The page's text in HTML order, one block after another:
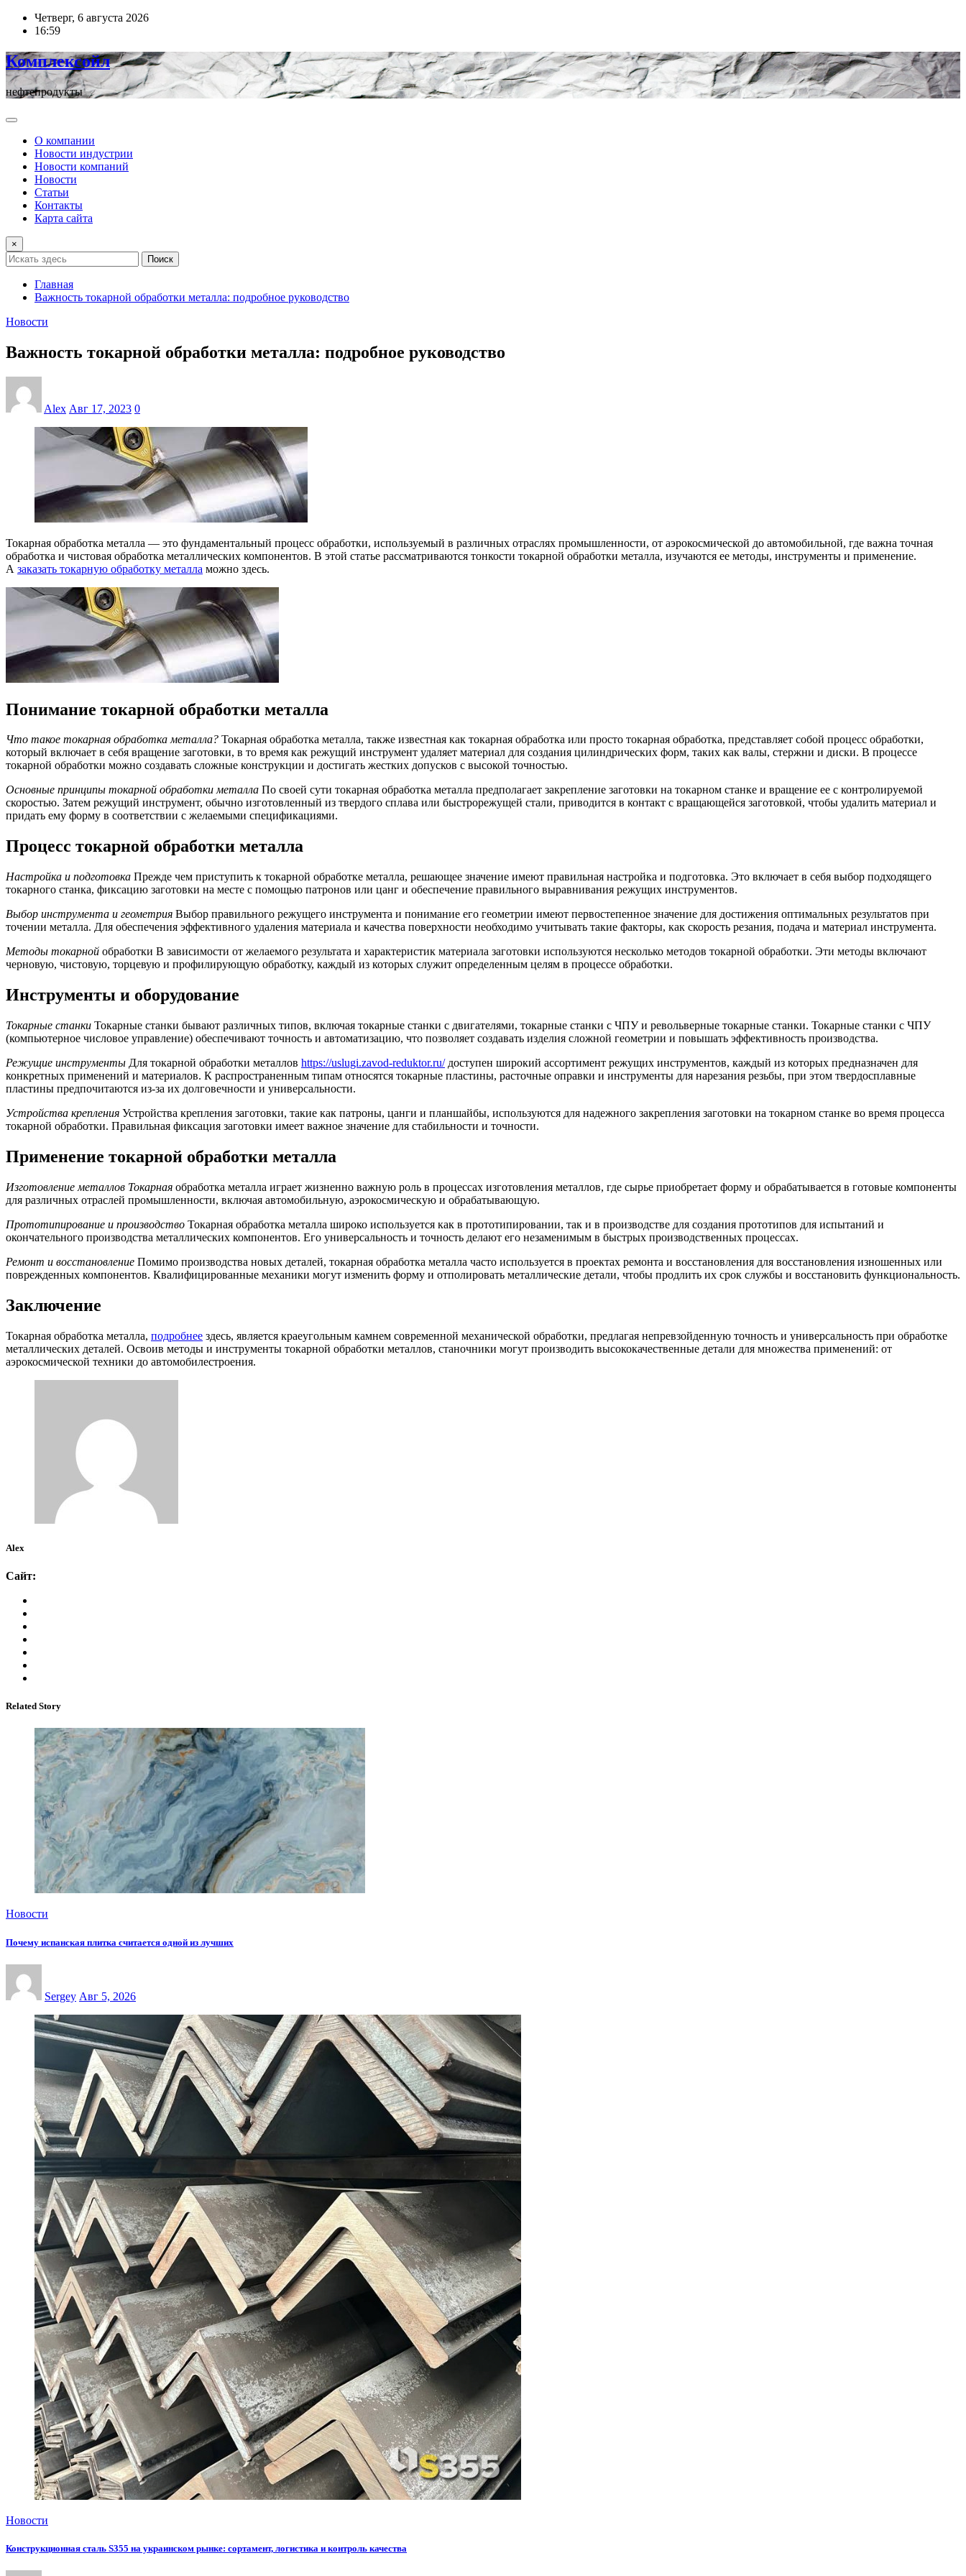
ПерейтиЧетверг, 6 августа 2026
16:59
Комплексойл
нефтепродукты
О компании
Новости индустрии
Новости компаний
Новости
Статьи
Контакты
Карта сайта
×
Поиск
Главная
Важность токарной обработки металла: подробное руководство
Новости
Важность токарной обработки металла: подробное руководство
Alex Авг 17, 2023 0
Токарная обработка металла — это фундаментальный процесс обработки, используемый в различных отраслях промышленности, от аэрокосмической до автомобильной, где важна точная
обработка и чистовая обработка металлических компонентов. В этой статье рассматриваются тонкости токарной обработки металла, изучаются ее методы, инструменты и применение.
А заказать токарную обработку металла можно здесь.
Понимание токарной обработки металла
Что такое токарная обработка металла? Токарная обработка металла, также известная как токарная обработка или просто токарная обработка, представляет собой процесс обработки,
который включает в себя вращение заготовки, в то время как режущий инструмент удаляет материал для создания цилиндрических форм, таких как валы, стержни и диски. В процессе
токарной обработки можно создавать сложные конструкции и достигать жестких допусков с высокой точностью.
Основные принципы токарной обработки металла По своей сути токарная обработка металла предполагает закрепление заготовки на токарном станке и вращение ее с контролируемой
скоростью. Затем режущий инструмент, обычно изготовленный из твердого сплава или быстрорежущей стали, приводится в контакт с вращающейся заготовкой, чтобы удалить материал и
придать ему форму в соответствии с желаемыми спецификациями.
Процесс токарной обработки металла
Настройка и подготовка Прежде чем приступить к токарной обработке металла, решающее значение имеют правильная настройка и подготовка. Это включает в себя выбор подходящего
токарного станка, фиксацию заготовки на месте с помощью патронов или цанг и обеспечение правильного выравнивания режущих инструментов.
Выбор инструмента и геометрия Выбор правильного режущего инструмента и понимание его геометрии имеют первостепенное значение для достижения оптимальных результатов при
точении металла. Для обеспечения эффективного удаления материала и качества поверхности необходимо учитывать такие факторы, как скорость резания, подача и материал инструмента.
Методы токарной обработки В зависимости от желаемого результата и характеристик материала заготовки используются несколько методов токарной обработки. Эти методы включают
черновую, чистовую, торцевую и профилирующую обработку, каждый из которых служит определенным целям в процессе обработки.
Инструменты и оборудование
Токарные станки Токарные станки бывают различных типов, включая токарные станки с двигателями, токарные станки с ЧПУ и револьверные токарные станки. Токарные станки с ЧПУ
(компьютерное числовое управление) обеспечивают точность и автоматизацию, что позволяет создавать изделия сложной геометрии и повышать эффективность производства.
Режущие инструменты Для токарной обработки металлов https://uslugi.zavod-reduktor.ru/доступен широкий ассортимент режущих инструментов, каждый из которых предназначен для
конкретных применений и материалов. К распространенным типам относятся токарные пластины, расточные оправки и инструменты для нарезания резьбы, при этом твердосплавные
пластины предпочитаются из-за их долговечности и универсальности.
Устройства крепления Устройства крепления заготовки, такие как патроны, цанги и планшайбы, используются для надежного закрепления заготовки на токарном станке во время процесса
токарной обработки. Правильная фиксация заготовки имеет важное значение для стабильности и точности.
Применение токарной обработки металла
Изготовление металлов Токарная обработка металла играет жизненно важную роль в процессах изготовления металлов, где сырье приобретает форму и обрабатывается в готовые компоненты
для различных отраслей промышленности, включая автомобильную, аэрокосмическую и обрабатывающую.
Прототипирование и производство Токарная обработка металла широко используется как в прототипировании, так и в производстве для создания прототипов для испытаний и
окончательного производства металлических компонентов. Его универсальность и точность делают его незаменимым в быстрых производственных процессах.
Ремонт и восстановление Помимо производства новых деталей, токарная обработка металла часто используется в проектах ремонта и восстановления для восстановления изношенных или
поврежденных компонентов. Квалифицированные механики могут изменить форму и отполировать металлические детали, чтобы продлить их срок службы и восстановить функциональность.
Заключение
Токарная обработка металла, подробнее здесь, является краеугольным камнем современной механической обработки, предлагая непревзойденную точность и универсальность при обработке
металлических деталей. Освоив методы и инструменты токарной обработки металлов, станочники могут производить высококачественные детали для множества применений: от
аэрокосмической техники до автомобилестроения.
Alex
Сайт:
Related Story
Новости
Почему испанская плитка считается одной из лучших
Sergey Авг 5, 2026
Новости
Конструкционная сталь S355 на украинском рынке: сортамент, логистика и контроль качества